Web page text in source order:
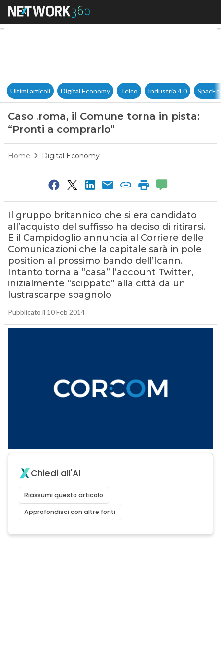
Caso .roma, il Comune torna
Ultimi articoli Digital Economy Telco Industria 4.0
Caso .roma, il Comune torna in pista:
“Pronti a comprarlo”
Home Digital Economy
Il gruppo britannico che si era candidato
all’acquisto del suffisso ha deciso di ritirarsi.
E il Campidoglio annuncia al Corriere delle
Comunicazioni che la capitale sarà in pole
position al prossimo bando dell’Icann.
Intanto torna a “casa” l’account Twitter,
inizialmente “scippato” alla città da un
lustrascarpe spagnolo
Pubblicato il 10 Feb 2014
Chiedi all'AI
Riassumi questo articolo
Approfondisci con altre fonti